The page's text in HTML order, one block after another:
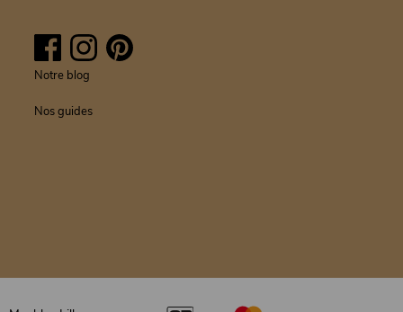
FacebookInstagram
Notre blog
Nos guides